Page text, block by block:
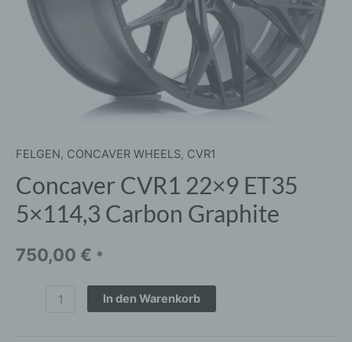
FELGEN, CONCAVER WHEELS, CVR1
Concaver CVR1 22×9 ET35
5×114,3 Carbon Graphite
750,00 € *
In den Warenkorb